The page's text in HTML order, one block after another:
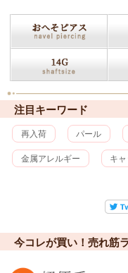
注目キーワード
再入荷 パール
金属アレルギー キ
今コレが買い！売れ筋